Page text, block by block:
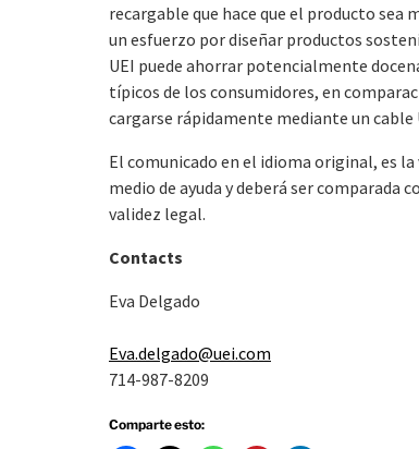
recargable que hace que el producto sea
un esfuerzo por diseñar productos
UEI puede ahorrar potencialmente
típicos de los consumidores, en
cargarse rápidamente mediante un cable
El comunicado en el idioma original, es
medio de ayuda y deberá ser comparada
validez legal.
Contacts
Eva Delgado
Eva.delgado@uei.com
714-987-8209
Comparte esto: